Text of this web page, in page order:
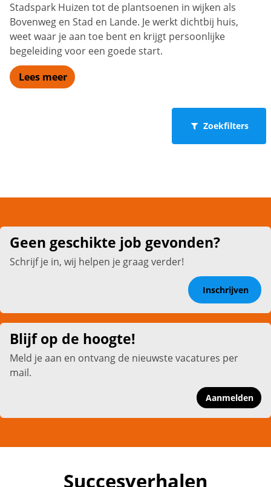
Stadspark Huizen tot de plantsoenen in wijken als
Bovenweg en Stad en Lande. Je werkt dichtbij huis,
weet waar je aan toe bent en krijgt persoonlijke
begeleiding voor een goede start.
Lees meer
Zoekfilters
Geen geschikte job gevonden?
Schrijf je in, wij helpen je graag verder!
Inschrijven
Blijf op de hoogte!
Meld je aan en ontvang de nieuwste vacatures per
mail.
Aanmelden
Succesverhalen